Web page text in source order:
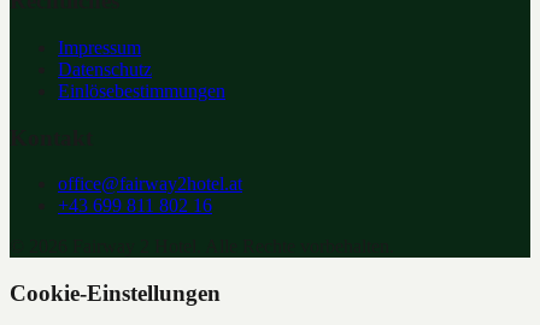
Impressum
Datenschutz
Einlösebestimmungen
office@fairway2hotel.at
+43 699 811 802 16
Cookie-Einstellungen